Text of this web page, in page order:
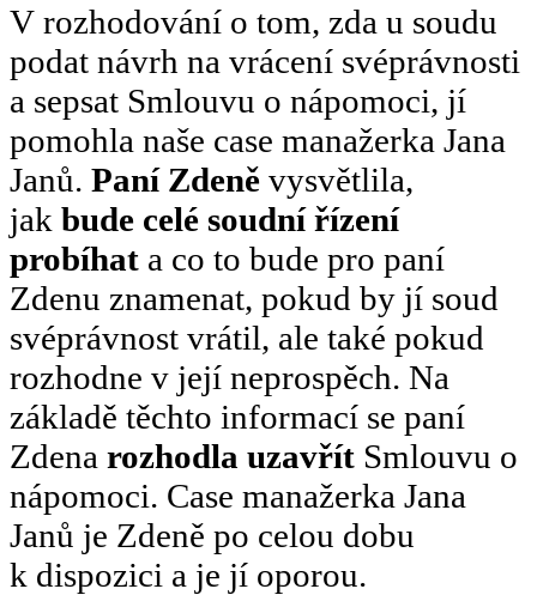
V rozhodování o tom, zda u soudu
podat návrh na vrácení svéprávnosti
a sepsat Smlouvu o nápomoci, jí
pomohla naše case manažerka Jana
Janů. Paní Zdeně vysvětlila,
jak bude celé soudní řízení
probíhat a co to bude pro paní
Zdenu znamenat, pokud by jí soud
svéprávnost vrátil, ale také pokud
rozhodne v její neprospěch. Na
základě těchto informací se paní
Zdena rozhodla uzavřít Smlouvu o
nápomoci. Case manažerka Jana
Janů je Zdeně po celou dobu
k dispozici a je jí oporou.